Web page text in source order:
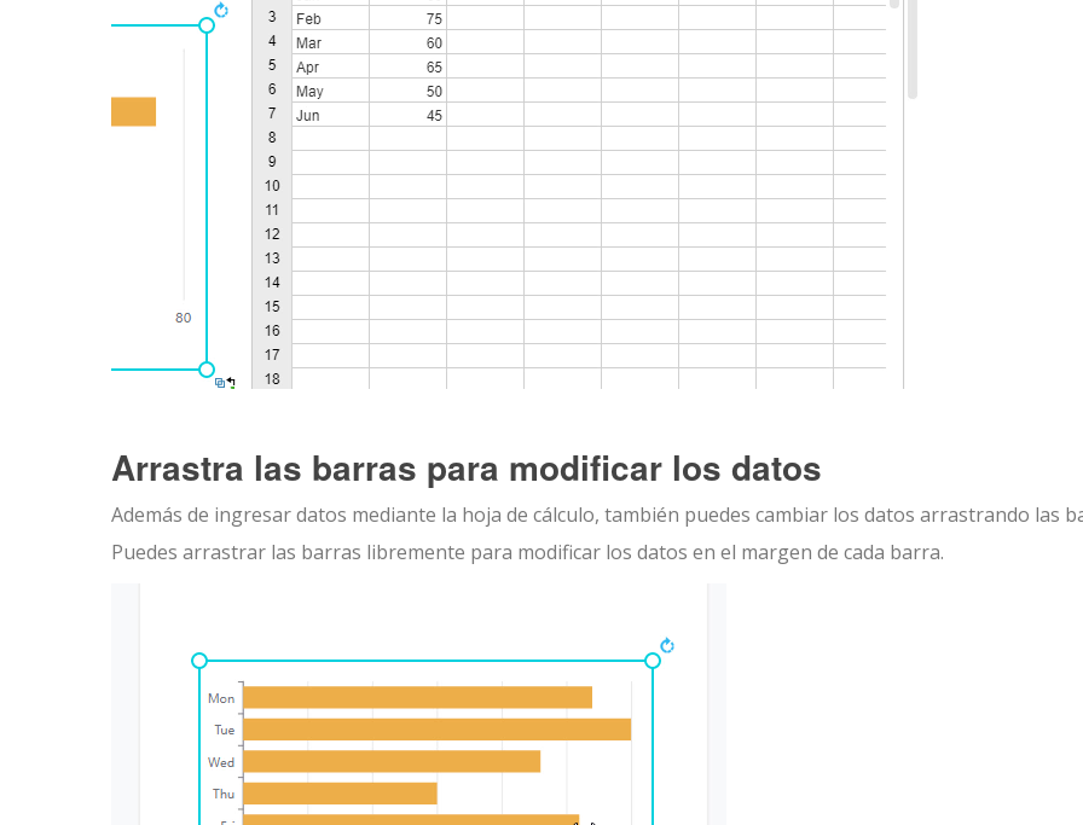
Arrastra las barras para modificar los datos
Además de ingresar datos mediante la hoja de cálculo, también puedes cambiar los datos arrastrando las
Puedes arrastrar las barras libremente para modificar los datos en el margen de cada barra.